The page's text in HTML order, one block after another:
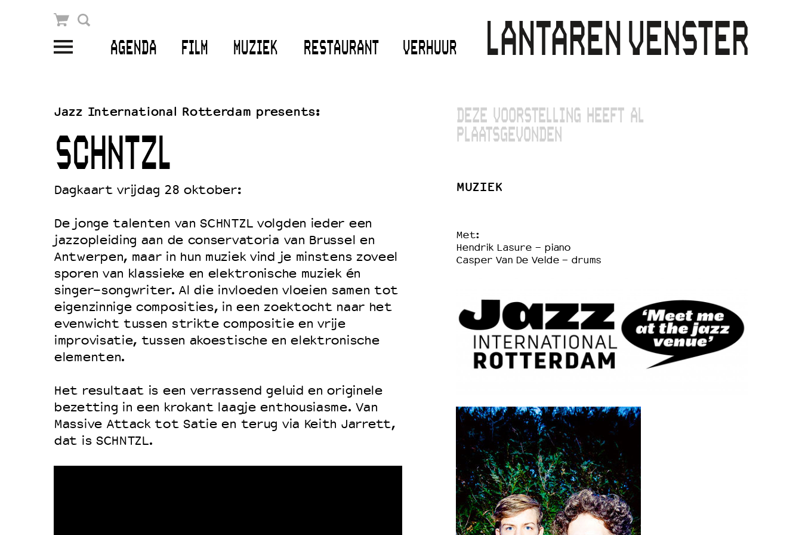
AGENDA FILM MUZIEK RESTAURANT VERHUUR
Winkelmandje
Openingstijden & contact
Kaartverkoop
EDUCATIE
Schoolvoorstellingen
Filmprogramma’s Primair Onderwijs
Filmprogramma’s VO/MBO
Speciale educatieprogramma’s
OVER LANTARENVENSTER
Wat we doen
Werken bij
Wie is wie
Word vriend
Historie
Partners
Jazz International Rotterdam presents:
SCHNTZL
Dagkaart vrijdag 28 oktober:
De jonge talenten van SCHNTZL volgden ieder een
jazzopleiding aan de conservatoria van Brussel en
Antwerpen, maar in hun muziek vind je minstens zoveel
sporen van klassieke en elektronische muziek én
singer-songwriter. Al die invloeden vloeien samen tot
eigenzinnige composities, in een zoektocht naar het
evenwicht tussen strikte compositie en vrije
improvisatie, tussen akoestische en elektronische
elementen.
Het resultaat is een verrassend geluid en originele
bezetting in een krokant laagje enthousiasme. Van
Massive Attack tot Satie en terug via Keith Jarrett,
dat is SCHNTZL.
DEZE VOORSTELLING HEEFT AL
PLAATSGEVONDEN
MUZIEK
Met:
Hendrik Lasure - piano
Casper Van De Velde - drums